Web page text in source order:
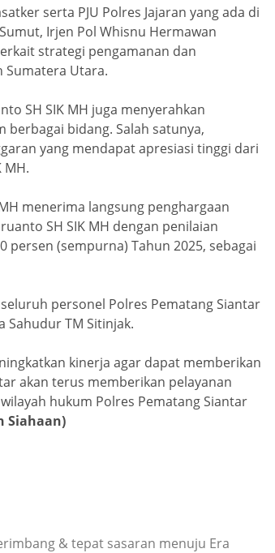
serta PJU Polres Jajaran yang ada di
Irjen Pol Whisnu Hermawan
strategi pengamanan dan
Sumatera Utara.
SH SIK MH juga menyerahkan
berbagai bidang. Salah satunya,
yang mendapat apresiasi tinggi dari
MH.
menerima langsung penghargaan
SH SIK MH dengan penilaian
persen (sempurna) Tahun 2025, sebagai
personel Polres Pematang Siantar
Sahudur TM Sitinjak.
kinerja agar dapat memberikan
akan terus memberikan pelayanan
hukum Polres Pematang Siantar
Siahaan)
& tepat sasaran menuju Era